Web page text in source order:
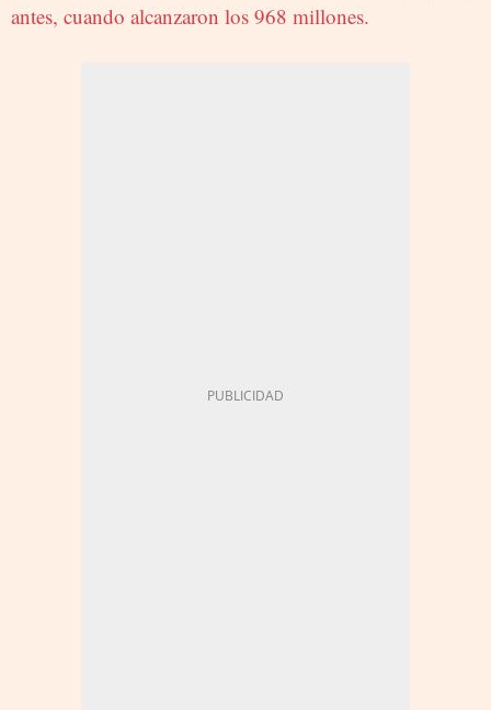
antes, cuando alcanzaron los 968 millones.